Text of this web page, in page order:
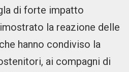
di forte impatto
la reazione delle
hanno condiviso la
ai compagni di